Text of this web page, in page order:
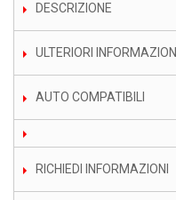
DESCRIZIONE
ULTERIORI INFORMAZIONI
AUTO COMPATIBILI
RICHIEDI INFORMAZIONI